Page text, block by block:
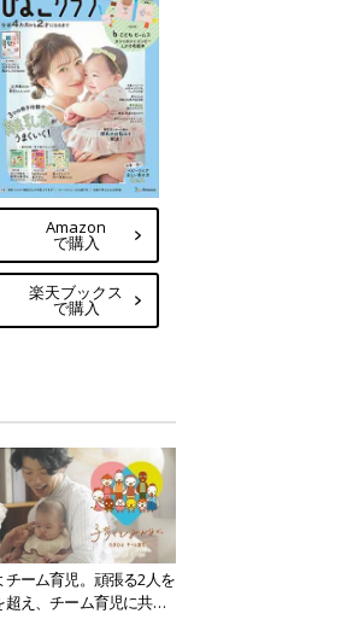
Amazon
で購入
楽天ブックス
で購入
ーム育児。頑張る2人を
え、チーム育児に共感